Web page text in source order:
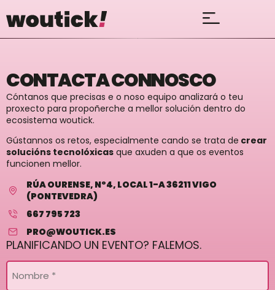
CONTACTA CONNOSCO
Cóntanos que precisas e o noso equipo analizará o teu
proxecto para propoñerche a mellor solución dentro do
ecosistema woutick.
Gústannos os retos, especialmente cando se trata de crear
solucións tecnolóxicas que axuden a que os eventos
funcionen mellor.
RÚA OURENSE, Nº4, LOCAL 1-A 36211 VIGO
(PONTEVEDRA)
667 795 723
PRO@WOUTICK.ES
PLANIFICANDO UN EVENTO? FALEMOS.
Nombre